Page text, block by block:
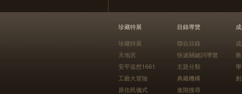
珍藏特展
珍藏特展
天地宮
安平追想1661
工藝大冒險
原住民儀式
目錄導覽
聯合目錄
快速關鍵詞導覽
主題分類
典藏機構
進階搜尋